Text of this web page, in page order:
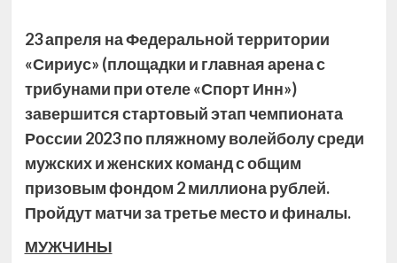
23 апреля на Федеральной территории
«Сириус» (площадки и главная арена с
трибунами при отеле «Спорт Инн»)
завершится стартовый этап чемпионата
России 2023 по пляжному волейболу среди
мужских и женских команд с общим
призовым фондом 2 миллиона рублей.
Пройдутматчи за третье место и финалы.
МУЖЧИНЫ